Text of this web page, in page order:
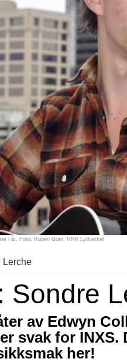
i år. Foto: Ruben Gran, NRK Lydverket
Lerche
Sondre
av Edwyn
svak for INXS.
her!